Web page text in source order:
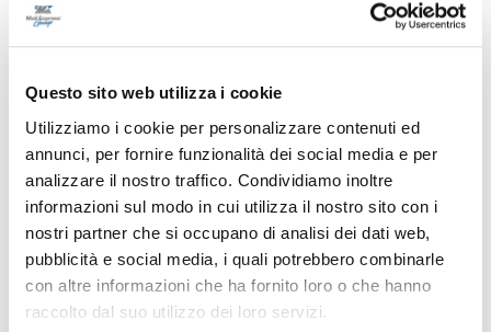
Questo sito web utilizza i cookie
Utilizziamo i cookie per personalizzare contenuti ed
annunci, per fornire funzionalità dei social media e per
analizzare il nostro traffico. Condividiamo inoltre
informazioni sul modo in cui utilizza il nostro sito con i
nostri partner che si occupano di analisi dei dati web,
pubblicità e social media, i quali potrebbero combinarle
con altre informazioni che ha fornito loro o che hanno
raccolto dal suo utilizzo dei loro servizi.
Correlati